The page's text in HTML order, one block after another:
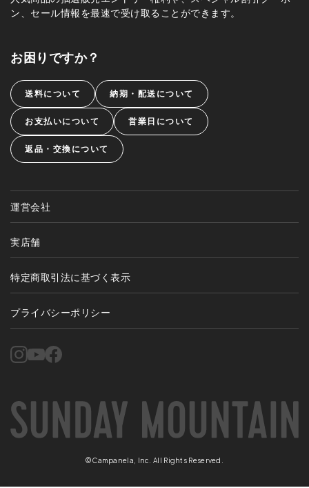
ン、セール情報を最速で受け取ることができます。
お困りですか？
送料について 納期・配送について
お支払いについて 営業日について
返品・交換について
運営会社
実店舗
特定商取引法に基づく表示
プライバシーポリシー
©Campanela, Inc. All Rights Reserved.